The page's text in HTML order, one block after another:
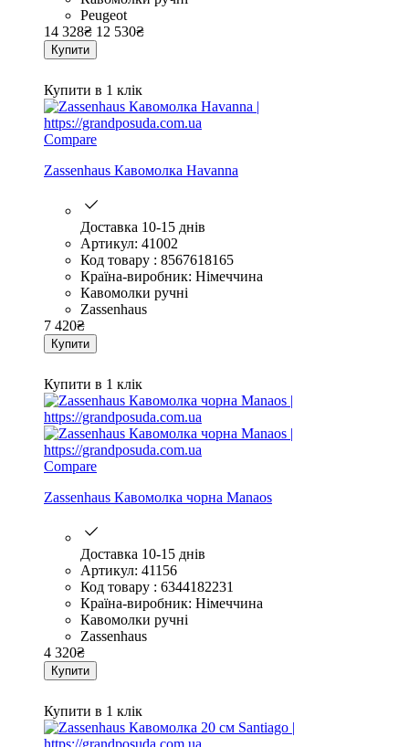
Peugeot
14 328₴ 12 530₴
Купити
Купити в 1 клік
Compare
Zassenhaus Кавомолка Havanna
Доставка 10-15 днів
Артикул: 41002
Код товару : 8567618165
Країна-виробник: Німеччина
Кавомолки ручні
Zassenhaus
7 420₴
Купити
Купити в 1 клік
Compare
Zassenhaus Кавомолка чорна Manaos
Доставка 10-15 днів
Артикул: 41156
Код товару : 6344182231
Країна-виробник: Німеччина
Кавомолки ручні
Zassenhaus
4 320₴
Купити
Купити в 1 клік